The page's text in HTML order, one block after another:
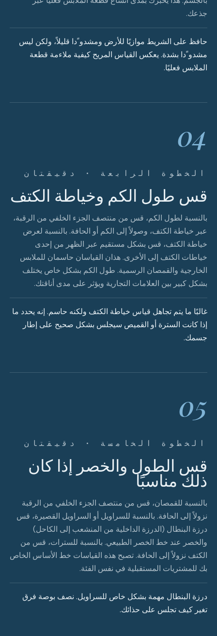
جذعك.
حافظ على الشريط موازيًا للأرض ومشدو ًدا قليلاً، ولكن ليس
مشدو ًدا بشدة. يعكس القياس المريح كيفية ملاءمة قطعة
الملابس فعليًا.
04
الخطوة الرابعة · دقيقتان
قس طول الكم وخياطة الكتف
بالنسبة لطول الكم، قس من منتصف الجزء الخلفي من الرقبة،
عبر خياطة الكتف، وصولاً إلى الكم أو الحافة. بالنسبة لعرض
خياطة الكتف، قس بشكل مستقيم عبر الظهر من إحدى
خياطات الكتف إلى الأخرى. هذان القياسان حاسمان للملابس
الخارجية والقمصان الرسمية. طول الكم بشكل خاص يختلف
بشكل كبير بين العلامات التجارية ويؤثر على مدى أناقتك.
غالبًا ما يتم تجاهل قياس خياطة الكتف ولكنه حاسم. إنه يحدد ما
إذا كانت السترة أو القميص سيجلس بشكل صحيح على إطار
جسمك.
05
الخطوة الخامسة · دقيقتان
قس الطول والخصر إذا كان
ذلك مناسبًا
بالنسبة للقمصان، قس من منتصف الجزء الخلفي من الرقبة
نزولاً إلى الحافة. بالنسبة للسراويل أو السراويل القصيرة، قس
درزة البنطال (الدرزة الداخلية من المنشعب إلى الكاحل)
والخصر عند خط الخصر الطبيعي. بالنسبة للسترات، قس من
الكتف نزولاً إلى الحافة. تصبح هذه القياسات خط الأساس الخاص
بك للمشتريات المستقبلية في نفس الفئة.
درزة البنطال مهمة بشكل خاص للسراويل. نصف بوصة فرق
تغير كيف تجلس على حذائك.